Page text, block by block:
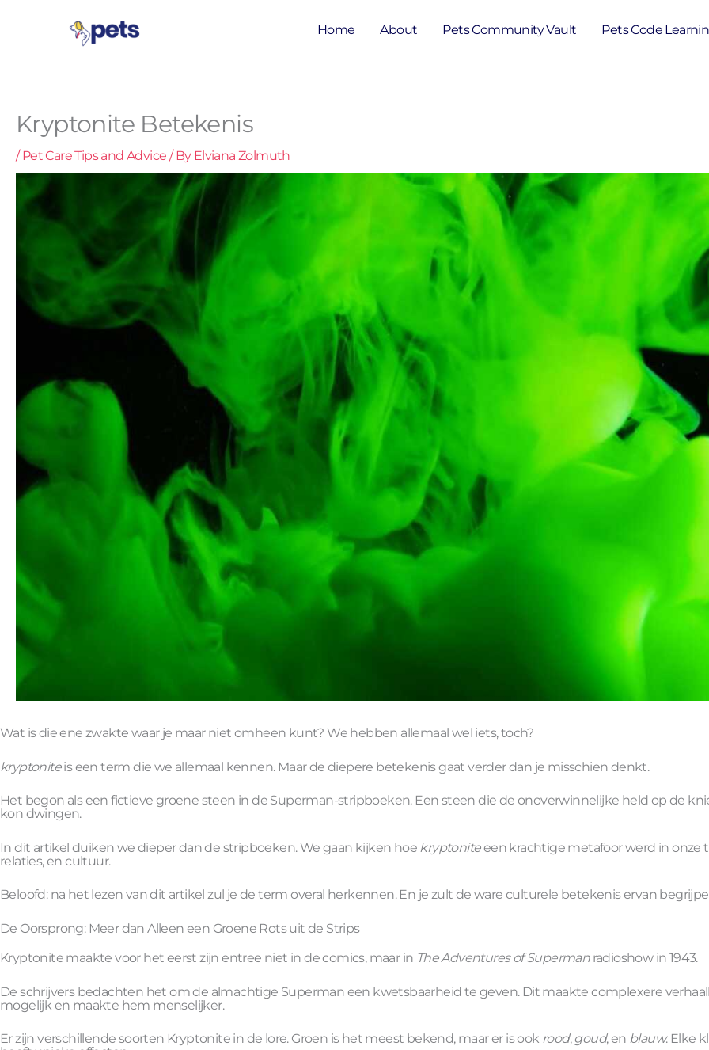
Home About Pets Community Vault Pets Code
Kryptonite Betekenis
/Pet Care Tips and Advice / By Elviana Zolmuth
Wat is die ene zwakte waar je maar niet omheen kunt? We hebben allemaal wel iets, toch?
kryptoniteis een term die we allemaal kennen. Maar de diepere betekenis gaat verder dan je misschien denkt.
Het begon als een fictieve groene steen in de Superman-stripboeken. Een steen die de onoverwinnelijke held op de
kon dwingen.
In dit artikel duiken we dieper dan de stripboeken. We gaan kijken hoe kryptoniteeen krachtige metafoor werd in onze
relaties, en cultuur.
Beloofd: na het lezen van dit artikel zul je de term overal herkennen. En je zult de ware culturele betekenis ervan
De Oorsprong: Meer dan Alleen een Groene Rots uit de Strips
Kryptonite maakte voor het eerst zijn entree niet in de comics, maar in The Adventures of Supermanradioshow in 1943.
De schrijvers bedachten het om de almachtige Superman een kwetsbaarheid te geven. Dit maakte complexere
mogelijk en maakte hem menselijker.
Er zijn verschillende soorten Kryptonite in de lore. Groen is het meest bekend, maar er is ook rood,goud, en blauw. Elke